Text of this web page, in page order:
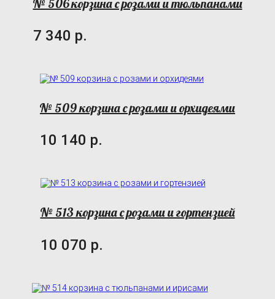
№ 506 корзина с розами и тюльпанами
7 340 р.
№ 509 корзина с розами и орхидеями
10 140 р.
№ 513 корзина с розами и гортензией
10 070 р.